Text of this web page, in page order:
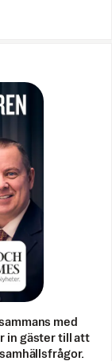
med
in gäster till att